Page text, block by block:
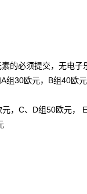
的必须提交，无电子
组30欧元，B组40欧
，C、D组50欧元，